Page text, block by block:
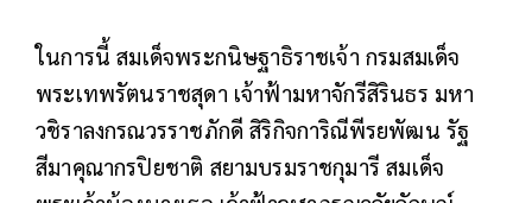
ในการนี้ สมเด็จพระกนิษฐาธิราชเจ้า กรมสมเด็จ
พระเทพรัตนราชสุดา เจ้าฟ้ามหาจักรีสิรินธร มหา
วชิราลงกรณวรราชภักดี สิริกิจการิณีพีรยพัฒน รัฐ
สีมาคุณากรปิยชาติ สยามบรมราชกุมารี สมเด็จ